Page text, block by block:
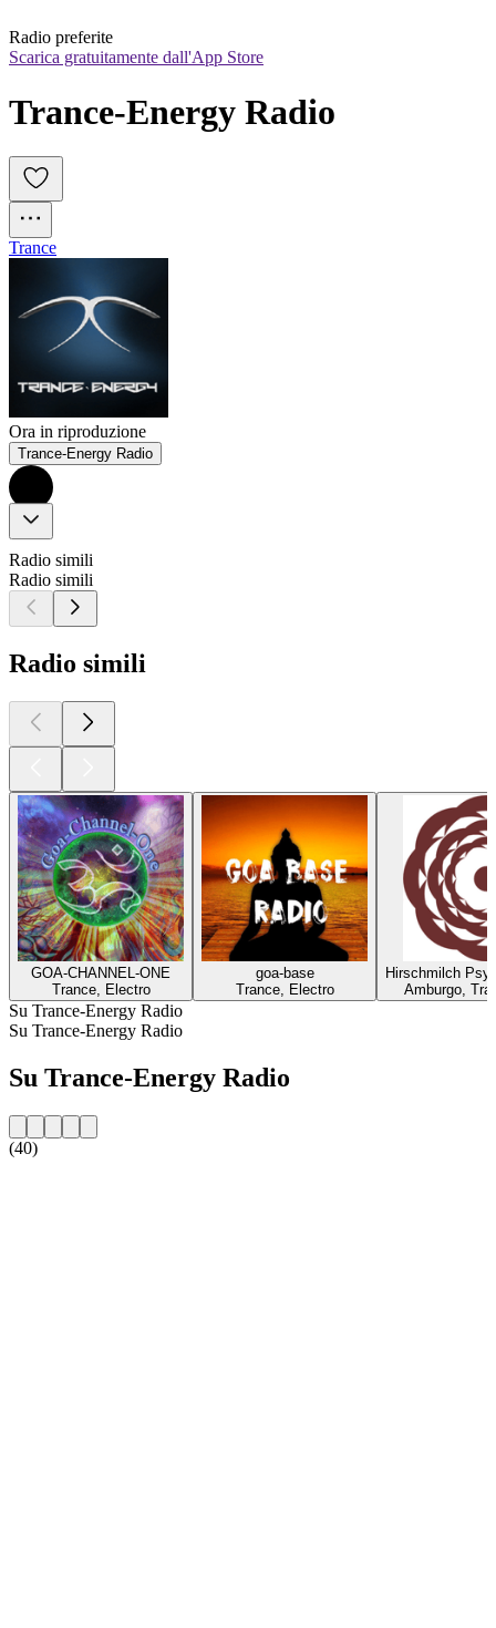
Radio preferite
Scarica gratuitamente dall'App Store
Trance-Energy Radio
Trance
Ora in riproduzione
Trance-Energy Radio
Radio simili
Radio simili
Radio simili
GOA-CHANNEL-ONE
Trance, Electro
goa-base
Trance, Electro
Hirschmilch
Amburgo,
Su Trance-Energy Radio
Su Trance-Energy Radio
Su Trance-Energy Radio
(40)